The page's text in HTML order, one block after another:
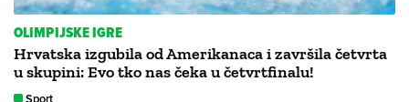
OLIMPIJSKE IGRE
Hrvatska izgubila od Amerikanaca i završila četvrta
u skupini: Evo tko nas čeka u četvrtfinalu!
Sport